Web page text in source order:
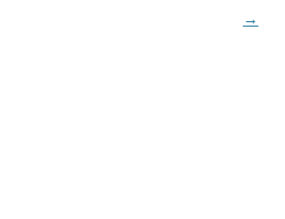
→